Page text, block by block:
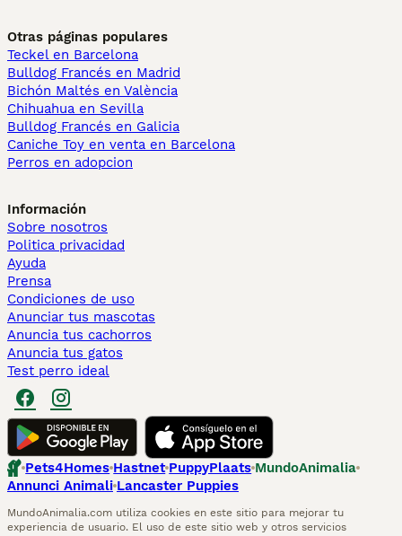
Otras páginas populares
Teckel en Barcelona
Bulldog Francés en Madrid
Bichón Maltés en València
Chihuahua en Sevilla
Bulldog Francés en Galicia
Caniche Toy en venta en Barcelona
Perros en adopcion
Información
Sobre nosotros
Politica privacidad
Ayuda
Prensa
Condiciones de uso
Anunciar tus mascotas
Anuncia tus cachorros
Anuncia tus gatos
Test perro ideal
Pets4Homes Hastnet PuppyPlaats MundoAnimalia
Annunci Animali Lancaster Puppies
MundoAnimalia.com utiliza cookies en este sitio para mejorar tu
experiencia de usuario. El uso de este sitio web y otros servicios